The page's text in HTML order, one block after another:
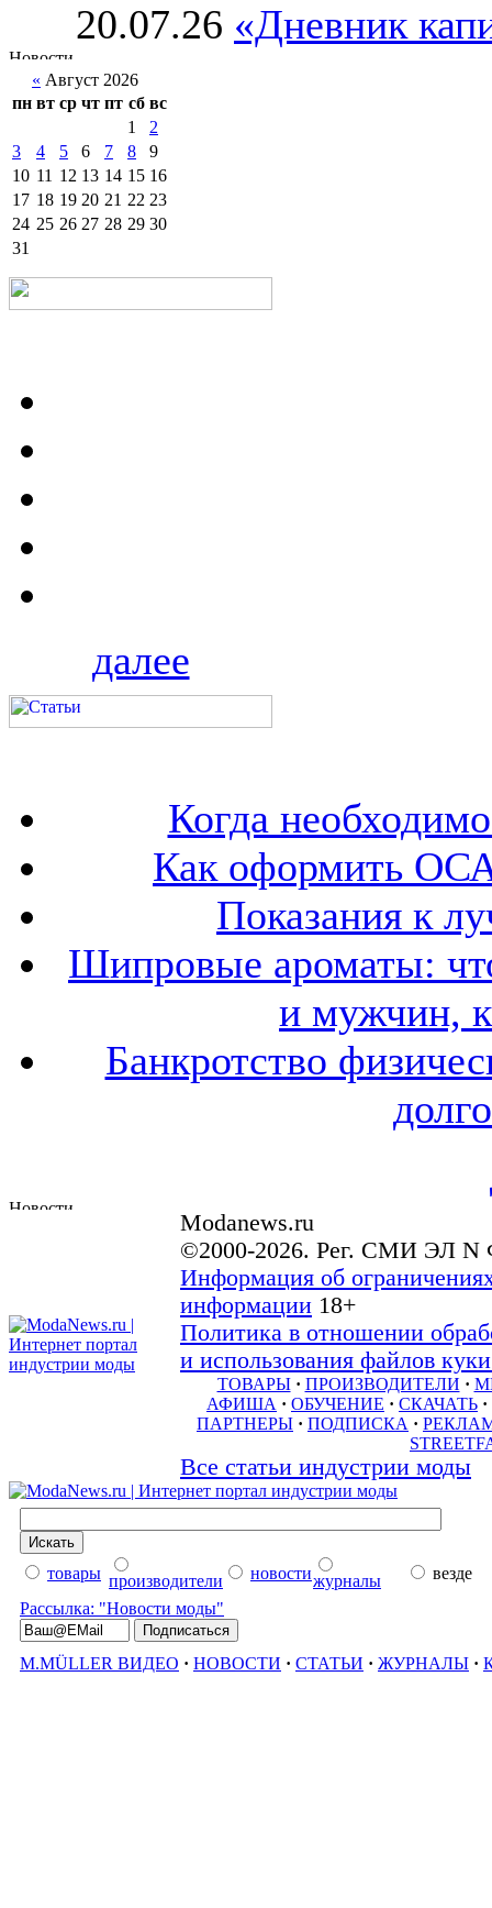
20.07.26 «Дневник
« Август 2026
пн вт ср чт пт сб вс
1
2
3
4 5 6 7 8
9
10 11 12 13 14 15 16
17 18 19 20 21 22 23
24 25 26 27 28 29 30
31
далее
Когда
Как оформить
Показания к
Шипровые ароматы:
и мужчин,
Банкротство
Modanews.ru
©2000-2026. Рег. СМИ ЭЛ N
Информация об
информации 18+
Политика в отношении
и использования файлов
ТОВАРЫ · ПРОИЗВОДИТЕЛИ ·
АФИША · ОБУЧЕНИЕ · СКАЧАТЬ ·
ПАРТНЕРЫ · ПОДПИСКА ·
Все статьи индустрии моды
товары производители новостижурналы
везде
Рассылка: "Новости моды"
M.MÜLLER ВИДЕО · НОВОСТИ · СТАТЬИ · ЖУРНАЛЫ ·